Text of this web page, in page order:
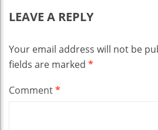
LEAVE A REPLY
Your email address will not be
fields are marked *
Comment*